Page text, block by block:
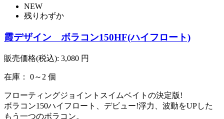
NEW
残りわずか
霞デザイン ボラコン150HF(ハイフロート)
販売価格(税込): 3,080 円
在庫： 0～2 個
フローティングジョイントスイムベイトの決定版!
ボラコン150ハイフロート、デビュー!浮力、波動をUPした
もう一つのボラコン。